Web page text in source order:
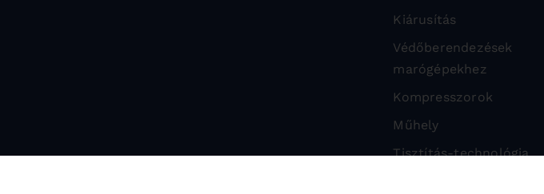
Kiárusítás
Védőberendezések
marógépekhez
Kompresszorok
Műhely
Tisztítás-technológia